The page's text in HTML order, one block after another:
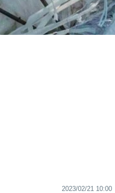
2023/02/21 10:00